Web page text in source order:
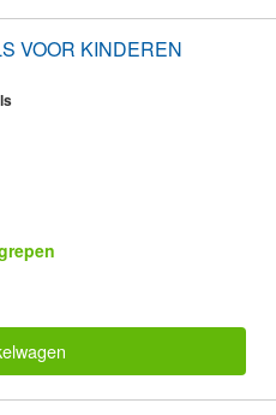
VOOR KINDEREN